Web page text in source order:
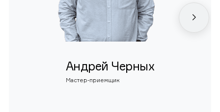
Андрей Черных
Мастер-приемщик